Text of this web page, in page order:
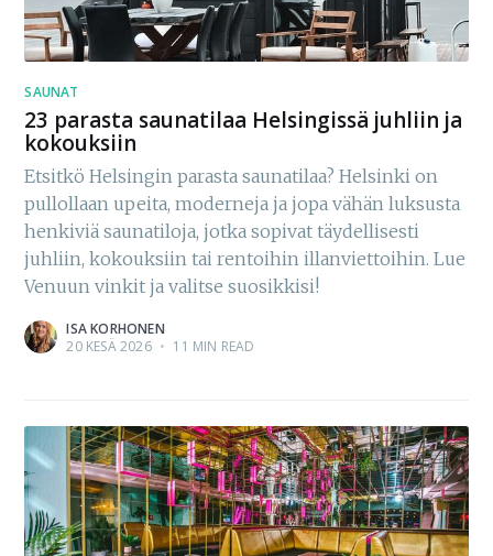
SAUNAT
23 parasta saunatilaa Helsingissä juhliin ja
kokouksiin
Etsitkö Helsingin parasta saunatilaa? Helsinki on
pullollaan upeita, moderneja ja jopa vähän luksusta
henkiviä saunatiloja, jotka sopivat täydellisesti
juhliin, kokouksiin tai rentoihin illanviettoihin. Lue
Venuun vinkit ja valitse suosikkisi!
ISA KORHONEN
20 KESÄ 2026 • 11 MIN READ